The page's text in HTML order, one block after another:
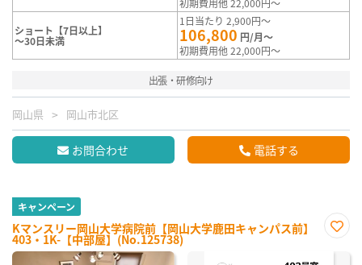
ショート【7日以上】
～30日未満
1日当たり 2,900円～
106,800 円/月～
初期費用他 22,000円～
出張・研修向け
岡山県 岡山市北区
お問合わせ 電話する
キャンペーン
Kマンスリー岡山大学病院前【岡山大学鹿田キャンパス前】
403・1K-【中部屋】(No.125738)
に入